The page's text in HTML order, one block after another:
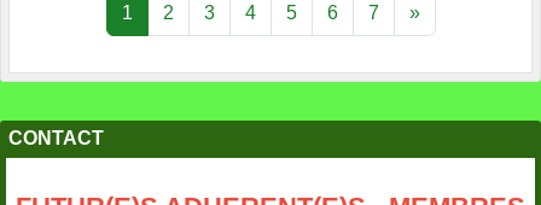
1 2 3 4 5 6 7 »
CONTACT